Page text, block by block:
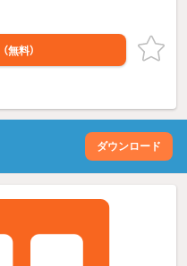
（無料）
ダウンロード